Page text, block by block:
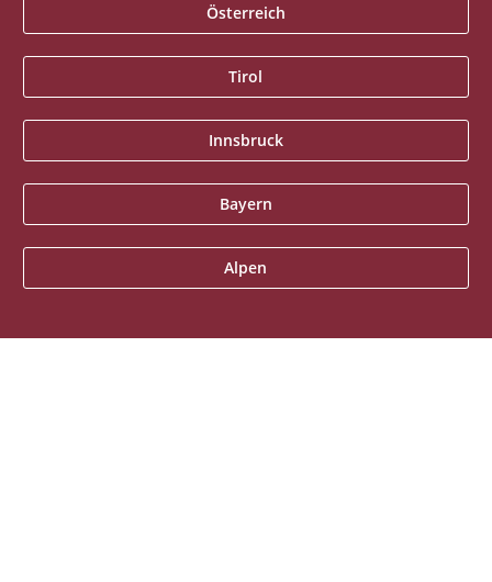
Österreich
Tirol
Innsbruck
Bayern
Alpen